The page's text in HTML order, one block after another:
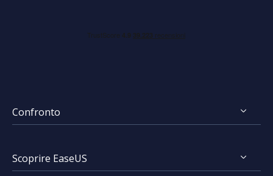
Confronto
FocalFlow vs Screen Studio
Scoprire EaseUS